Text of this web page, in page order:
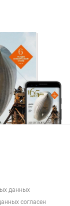
данных
согласен